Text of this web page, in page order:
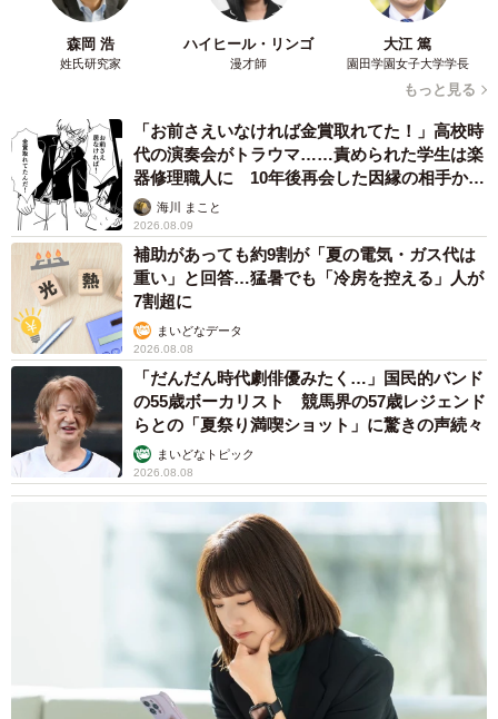
森岡 浩
姓氏研究家
ハイヒール・リンゴ
漫才師
大江 篤
園田学園女子大学学長
もっと見る
「お前さえいなければ金賞取れてた！」高校時
代の演奏会がトラウマ……責められた学生は楽
器修理職人に 10年後再会した因縁の相手から
思わぬ申し出【漫画】
海川 まこと
2026.08.09
補助があっても約9割が「夏の電気・ガス代は
重い」と回答…猛暑でも「冷房を控える」人が
7割超に
まいどなデータ
2026.08.08
「だんだん時代劇俳優みたく…」国民的バンド
の55歳ボーカリスト 競馬界の57歳レジェンド
らとの「夏祭り満喫ショット」に驚きの声続々
まいどなトピック
2026.08.08